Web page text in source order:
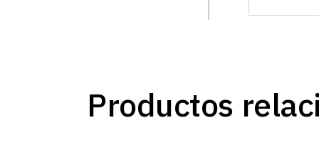
Productos